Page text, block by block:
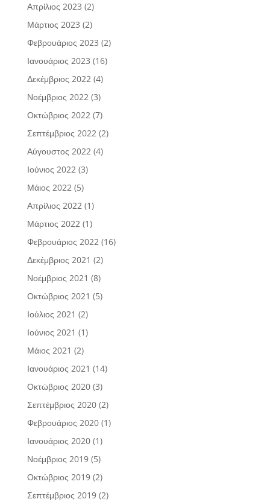
Απρίλιος 2023 (2)
Μάρτιος 2023 (2)
Φεβρουάριος 2023 (2)
Ιανουάριος 2023 (16)
Δεκέμβριος 2022(4)
Νοέμβριος 2022(3)
Οκτώβριος 2022(7)
Σεπτέμβριος 2022(2)
Αύγουστος 2022(4)
Ιούνιος 2022(3)
Μάιος 2022(5)
Απρίλιος 2022(1)
Μάρτιος 2022(1)
Φεβρουάριος 2022(16)
Δεκέμβριος 2021 (2)
Νοέμβριος 2021 (8)
Οκτώβριος 2021 (5)
Ιούλιος 2021 (2)
Ιούνιος 2021 (1)
Μάιος 2021 (2)
Ιανουάριος 2021 (14)
Οκτώβριος 2020(3)
Σεπτέμβριος 2020(2)
Φεβρουάριος 2020(1)
Ιανουάριος 2020(1)
Νοέμβριος 2019(5)
Οκτώβριος 2019(2)
Σεπτέμβριος 2019(2)